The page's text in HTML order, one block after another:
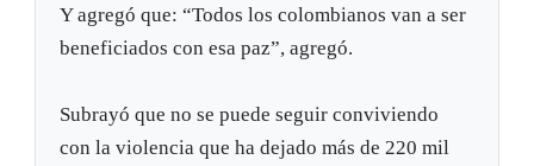
Y agregó que: “Todos los colombianos van a ser
beneficiados con esa paz”, agregó.
Subrayó que no se puede seguir conviviendo
con la violencia que ha dejado más de 220 mil